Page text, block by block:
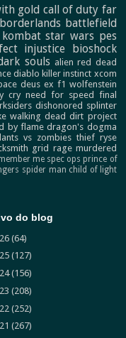
gold call of duty far
borderlands battlefield
star wars pes
injustice bioshock
souls alien red dead
diablo killer instinct xcom
deus ex f1 wolfenstein
cry need for speed final
dishonored splinter
walking dead dirt project
by flame dragon's dogma
vs zombies thief ryse
grid rage murdered
me spec ops prince of
spider man child of light
do blog
(64)
(127)
(156)
(208)
(252)
(267)